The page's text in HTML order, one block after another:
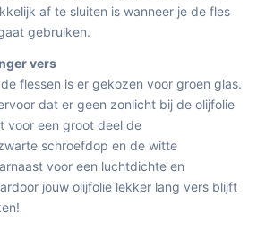
af te sluiten is wanneer je de fles
gebruiken.
vers
flessen is er gekozen voor groen glas.
dat er geen zonlicht bij de olijfolie
voor een groot deel de
schroefdop en de witte
voor een luchtdichte en
jouw olijfolie lekker lang vers blijft